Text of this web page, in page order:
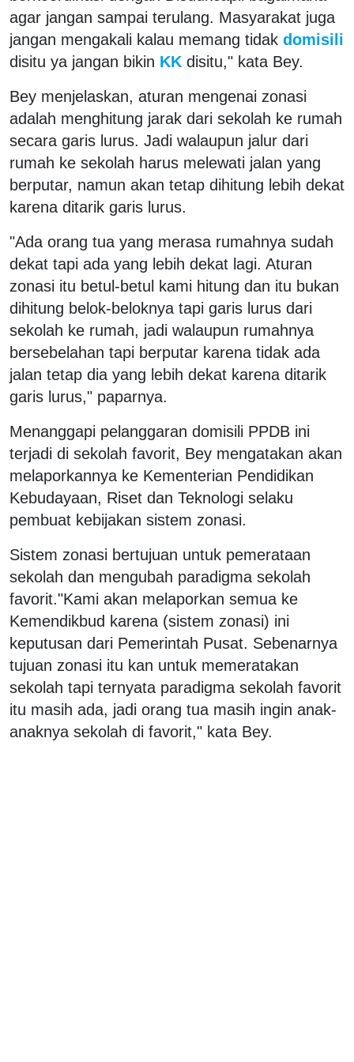
agar jangan sampai terulang. Masyarakat juga
jangan mengakali kalau memang tidak domisili
disitu ya jangan bikin KK disitu," kata Bey.
Bey menjelaskan, aturan mengenai zonasi
adalah menghitung jarak dari sekolah ke rumah
secara garis lurus. Jadi walaupun jalur dari
rumah ke sekolah harus melewati jalan yang
berputar, namun akan tetap dihitung lebih dekat
karena ditarik garis lurus.
"Ada orang tua yang merasa rumahnya sudah
dekat tapi ada yang lebih dekat lagi. Aturan
zonasi itu betul-betul kami hitung dan itu bukan
dihitung belok-beloknya tapi garis lurus dari
sekolah ke rumah, jadi walaupun rumahnya
bersebelahan tapi berputar karena tidak ada
jalan tetap dia yang lebih dekat karena ditarik
garis lurus," paparnya.
Menanggapi pelanggaran domisili PPDB ini
terjadi di sekolah favorit, Bey mengatakan akan
melaporkannya ke Kementerian Pendidikan
Kebudayaan, Riset dan Teknologi selaku
pembuat kebijakan sistem zonasi.
Sistem zonasi bertujuan untuk pemerataan
sekolah dan mengubah paradigma sekolah
favorit."Kami akan melaporkan semua ke
Kemendikbud karena (sistem zonasi) ini
keputusan dari Pemerintah Pusat. Sebenarnya
tujuan zonasi itu kan untuk memeratakan
sekolah tapi ternyata paradigma sekolah favorit
itu masih ada, jadi orang tua masih ingin anak-
anaknya sekolah di favorit," kata Bey.